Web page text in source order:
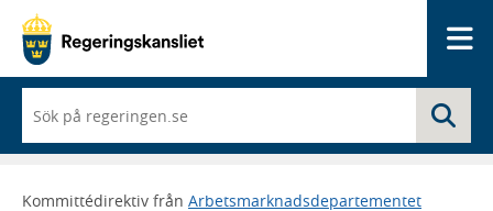
du
börjar
skriva
framträder
Kommittédirektiv från Arbetsmarknadsdepartementet